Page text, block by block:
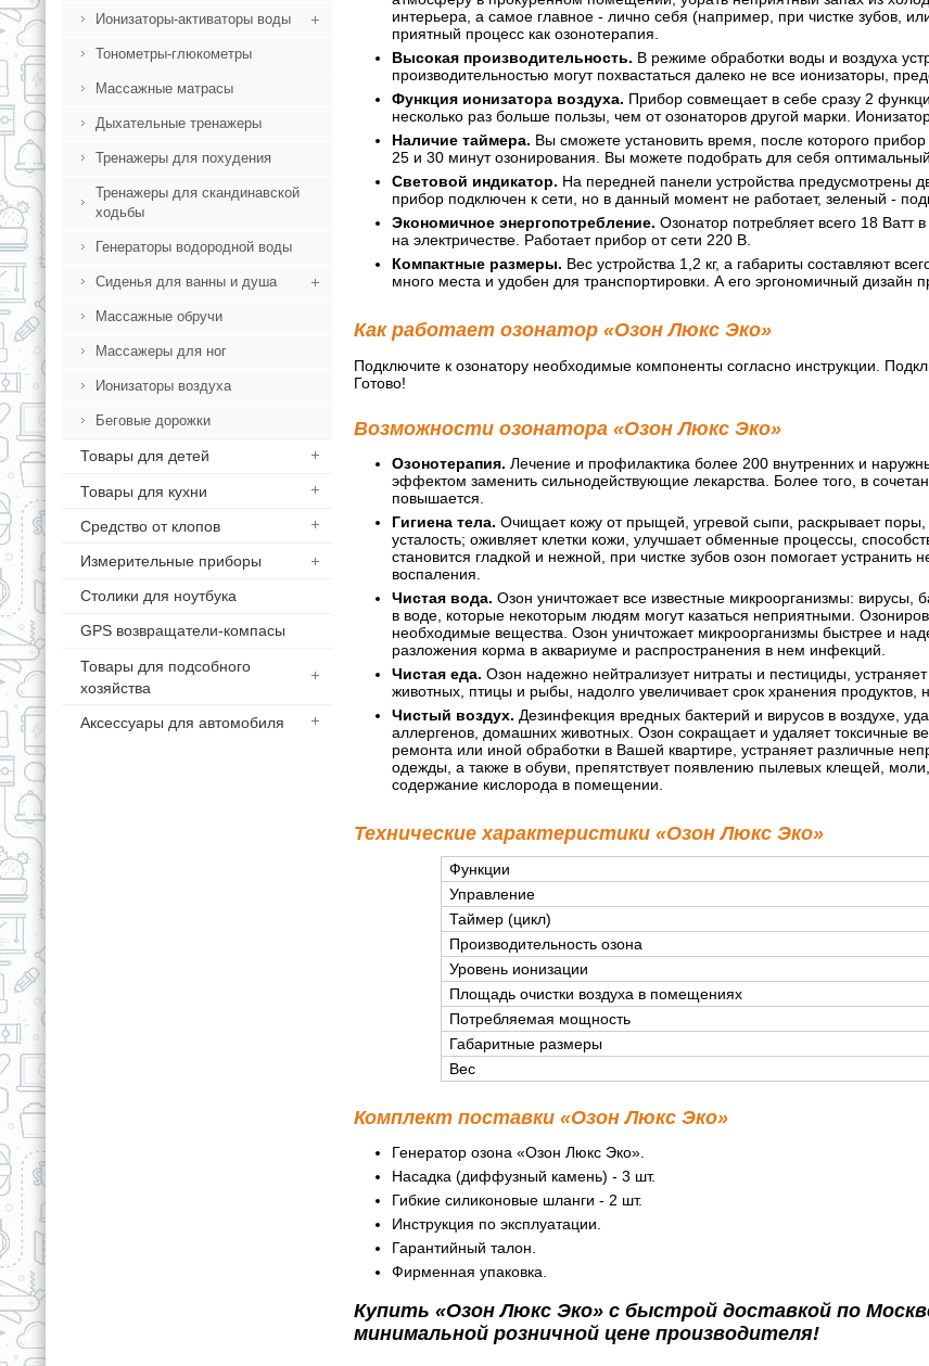
Ионизаторы-активаторы воды
Тонометры-глюкометры
Массажные матрасы
Дыхательные тренажеры
Тренажеры для похудения
Тренажеры для скандинавской
ходьбы
Генераторы водородной воды
Сиденья для ванны и душа
Массажные обручи
Массажеры для ног
Ионизаторы воздуха
Беговые дорожки
Товары для детей
Товары для кухни
Средство от клопов
Измерительные приборы
Столики для ноутбука
GPS возвращатели-компасы
Товары для подсобного
хозяйства
Аксессуары для автомобиля
интерьера, а самое главное - лично себя (например, при чистке зубов,
приятный процесс как озонотерапия.
Высокая производительность. В режиме обработки воды и воздуха
производительностью могут похвастаться далеко не все ионизаторы,
Функция ионизатора воздуха. Прибор совмещает в себе сразу 2
несколько раз больше пользы, чем от озонаторов другой марки.
Наличие таймера. Вы сможете установить время, после которого
25 и 30 минут озонирования. Вы можете подобрать для себя
Световой индикатор. На передней панели устройства предусмотрены
прибор подключен к сети, но в данный момент не работает, зеленый -
Экономичное энергопотребление. Озонатор потребляет всего 18 Ватт
на электричестве. Работает прибор от сети 220 В.
Компактные размеры. Вес устройства 1,2 кг, а габариты составляют
много места и удобен для транспортировки. А его эргономичный дизайн
Как работает озонатор «Озон Люкс Эко»
Подключите к озонатору необходимые компоненты согласно инструкции.
Готово!
Возможности озонатора «Озон Люкс Эко»
Озонотерапия. Лечение и профилактика более 200 внутренних и
эффектом заменить сильнодействующие лекарства. Более того, в
повышается.
Гигиена тела. Очищает кожу от прыщей, угревой сыпи, раскрывает
усталость; оживляет клетки кожи, улучшает обменные процессы,
становится гладкой и нежной, при чистке зубов озон помогает
воспаления.
Чистая вода. Озон уничтожает все известные микроорганизмы: вирусы,
в воде, которые некоторым людям могут казаться неприятными.
необходимые вещества. Озон уничтожает микроорганизмы быстрее и
разложения корма в аквариуме и распространения в нем инфекций.
Чистая еда. Озон надежно нейтрализует нитраты и пестициды,
животных, птицы и рыбы, надолго увеличивает срок хранения продуктов,
Чистый воздух. Дезинфекция вредных бактерий и вирусов в воздухе,
аллергенов, домашних животных. Озон сокращает и удаляет токсичные
ремонта или иной обработки в Вашей квартире, устраняет различные
одежды, а также в обуви, препятствует появлению пылевых клещей,
содержание кислорода в помещении.
Технические характеристики «Озон Люкс Эко»
Функции
Управление
Таймер (цикл)
Производительность озона
Уровень ионизации
Площадь очистки воздуха в помещениях
Потребляемая мощность
Габаритные размеры
Вес
Комплект поставки «Озон Люкс Эко»
Генератор озона «Озон Люкс Эко».
Насадка (диффузный камень) - 3 шт.
Гибкие силиконовые шланги - 2 шт.
Инструкция по эксплуатации.
Гарантийный талон.
Фирменная упаковка.
Купить «Озон Люкс Эко» с быстрой доставкой по
минимальной розничной цене производителя!